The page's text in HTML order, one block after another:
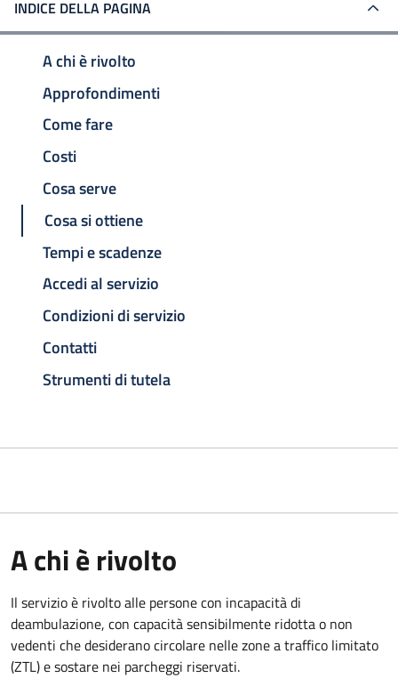
INDICE DELLA PAGINA
A chi è rivolto
Approfondimenti
Come fare
Costi
Cosa serve
Cosa si ottiene
Tempi e scadenze
Accedi al servizio
Condizioni di servizio
Contatti
Strumenti di tutela
A chi è rivolto
Il servizio è rivolto alle persone con incapacità di
deambulazione, con capacità sensibilmente ridotta o non
vedenti che desiderano circolare nelle zone a traffico limitato
(ZTL) e sostare nei parcheggi riservati.